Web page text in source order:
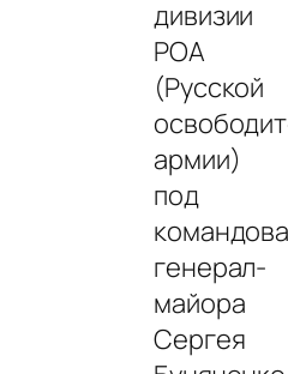
дивизии
РОА
(Русской
армии)
под
генерал-
майора
Сергея